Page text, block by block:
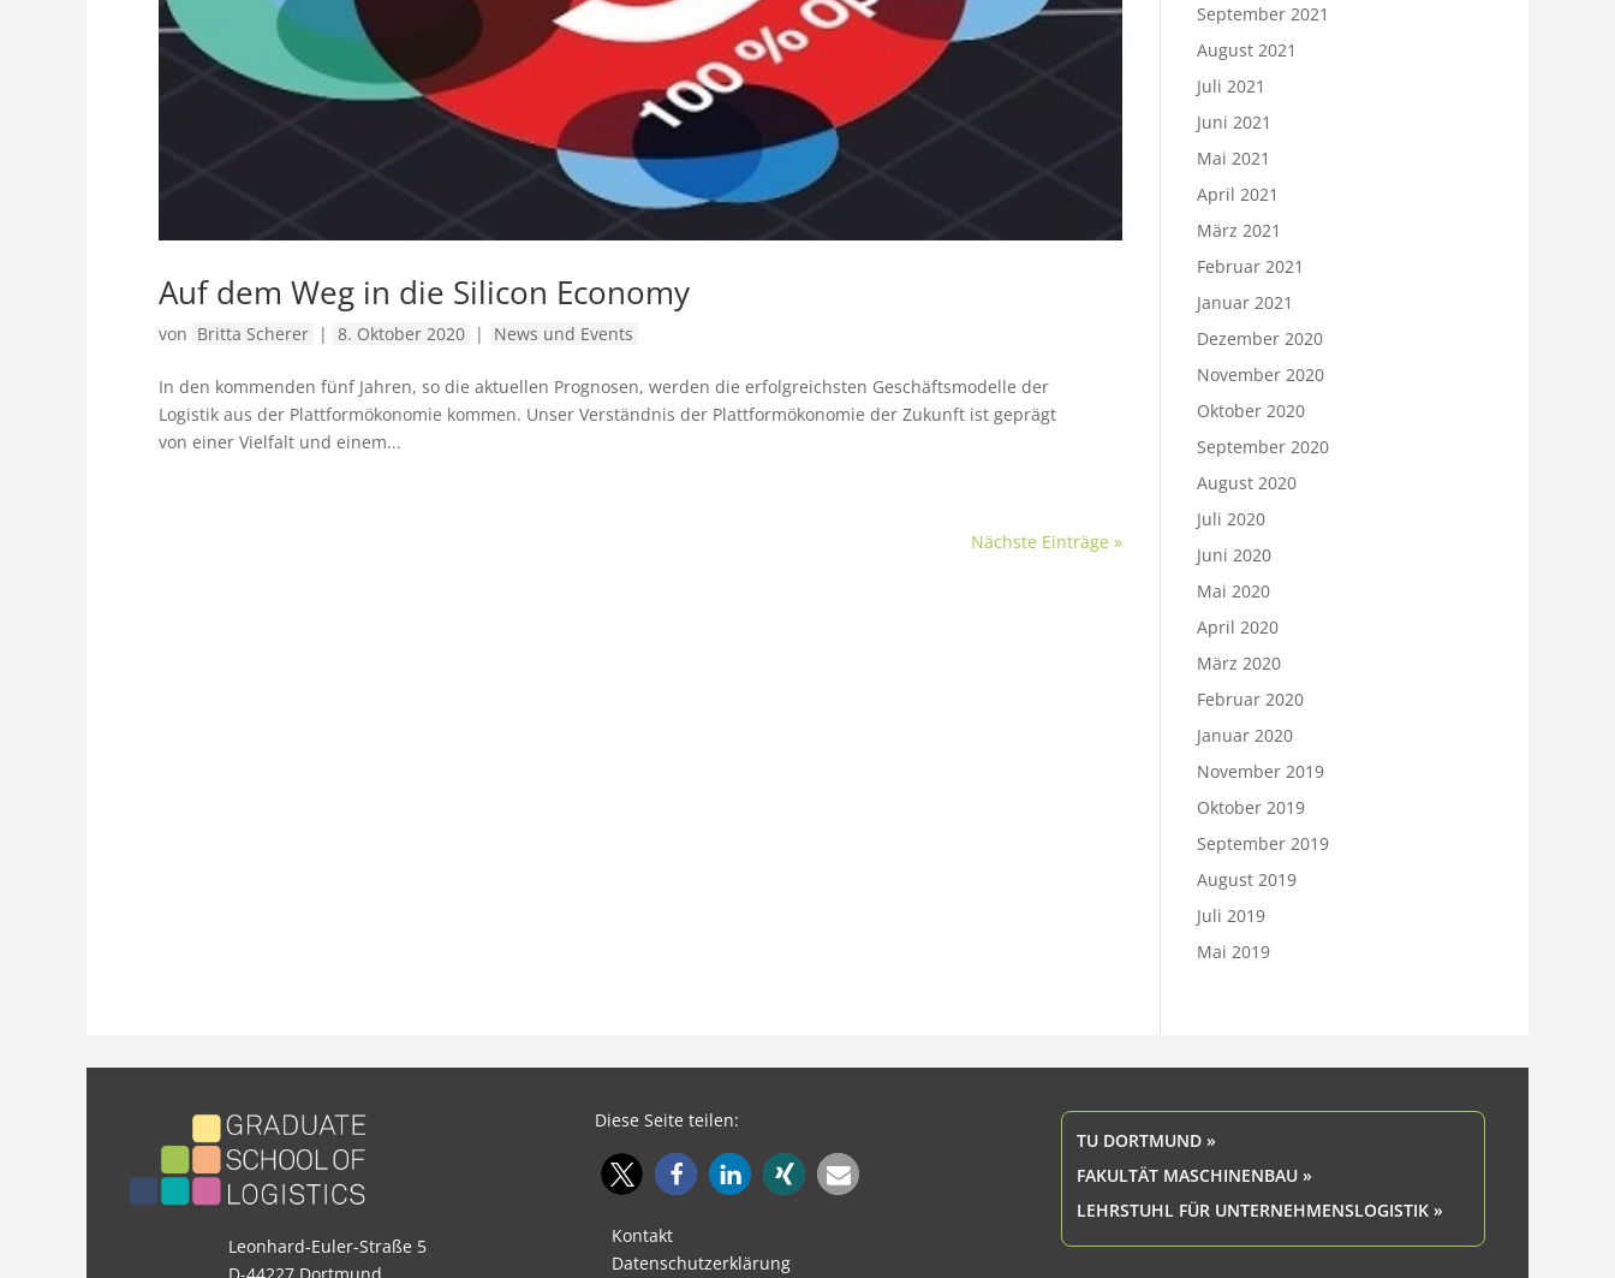
Auf dem Weg in die Silicon Economy
von Britta Scherer | 8. Oktober 2020 | News und Events
In den kommenden fünf Jahren, so die aktuellen Prognosen, werden die erfolgreichsten Geschäftsmodelle der
Logistik aus der Plattformökonomie kommen. Unser Verständnis der Plattformökonomie der Zukunft ist geprägt
von einer Vielfalt und einem...
Nächste Einträge »
September 2021
August 2021
Juli 2021
Juni 2021
Mai 2021
April 2021
März 2021
Februar 2021
Januar 2021
Dezember 2020
November 2020
Oktober 2020
September 2020
August 2020
Juli 2020
Juni 2020
Mai 2020
April 2020
März 2020
Februar 2020
Januar 2020
November 2019
Oktober 2019
September 2019
August 2019
Juli 2019
Mai 2019
Leonhard-Euler-Straße 5
D-44227 Dortmund
Diese Seite teilen:
Kontakt
Datenschutzerklärung
TU DORTMUND »
FAKULTÄT MASCHINENBAU »
LEHRSTUHL FÜR UNTERNEHMENSLOGISTIK »